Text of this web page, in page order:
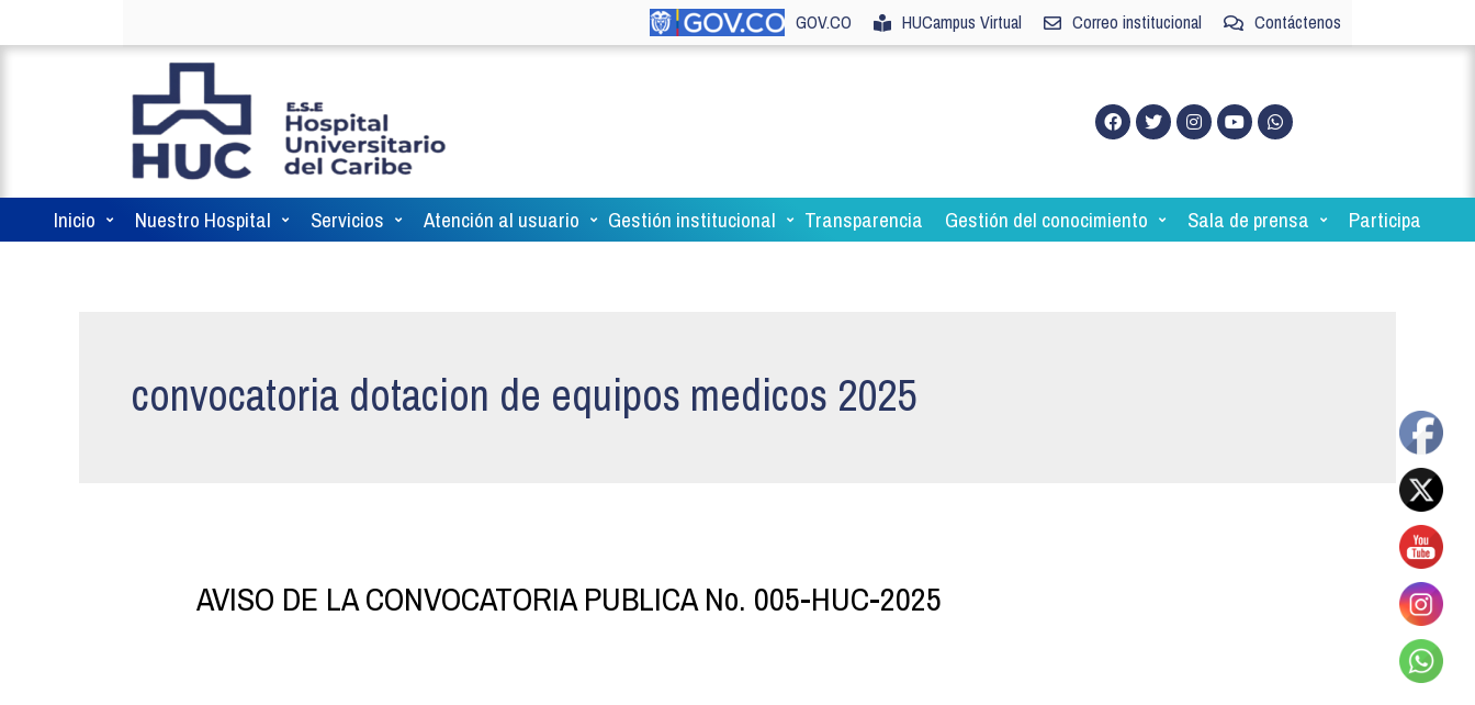
GOV.CO HUCampus Virtual Correo institucional Contáctenos
Inicio Nuestro Hospital Servicios Atención al usuario Gestión institucional Transparencia Gestión del conocimiento Sala de prensa Participa
convocatoria dotacion de equipos medicos 2025
AVISO DE LA CONVOCATORIA PUBLICA No. 005-HUC-2025